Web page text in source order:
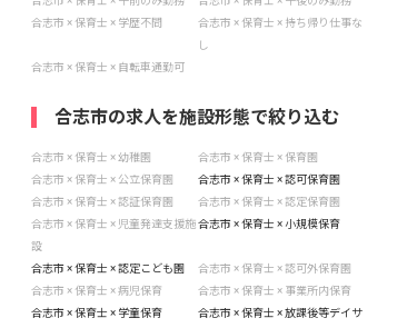
合志市 × 保育士 × 学歴不問
合志市 × 保育士 × 持ち帰り仕事な
し
合志市 × 保育士 × 自転車通勤可
合志市の求人を施設形態で絞り込む
合志市 × 保育士 × 幼稚園
合志市 × 保育士 × 保育園
合志市 × 保育士 × 公立保育園
合志市 × 保育士 × 認可保育園
合志市 × 保育士 × 認証保育園
合志市 × 保育士 × 認定保育園
合志市 × 保育士 × 児童発達支援施
設
合志市 × 保育士 × 小規模保育
合志市 × 保育士 × 認定こども園
合志市 × 保育士 × 認可外保育園
合志市 × 保育士 × 病児保育
合志市 × 保育士 × 事業所内保育
合志市 × 保育士 × 学童保育
合志市 × 保育士 × 放課後等デイサ